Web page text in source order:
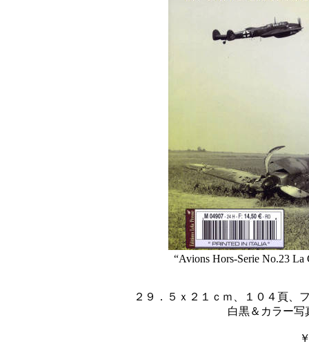
“Avions Hors-Serie No.23 La
２９．５ｘ２１ｃｍ、１０４頁、
白黒＆カラー写